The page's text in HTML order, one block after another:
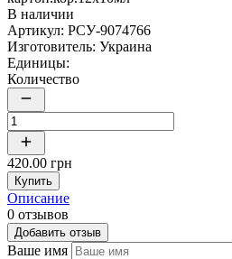
В наличии
Артикул: РСУ-9074766
Изготовитель: Украина
Единицы:
Количество
420.00 грн
Купить
Описание
0 отзывов
Добавить отзыв
Ваше имя